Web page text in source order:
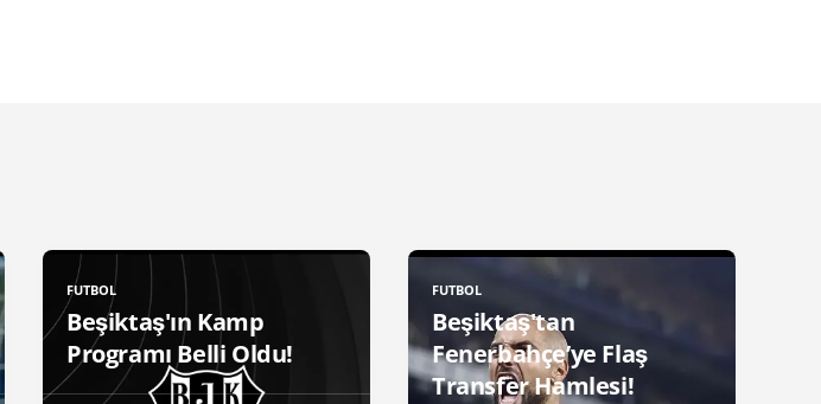
FUTBOL
Beşiktaş'ın Kamp
Programı Belli Oldu!
FUTBOL
Beşiktaş'tan
Fenerbahçe’ye Flaş
Transfer Hamlesi!